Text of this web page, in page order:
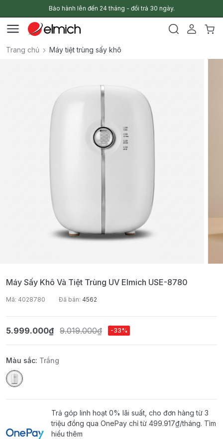
Bảo hành lên đến 24 tháng - đổi trả 30 ngày.
Trang chủ Máy tiệt trùng sấy khô
Máy Sấy Khô Và Tiệt Trùng UV Elmich USE-8780
Mã: 4028780 Đã bán: 4562
5.999.000₫ 9.019.000₫ -33%
Màu sắc: Trắng
Trả góp linh hoạt 0% lãi suất, cho đơn hàng từ 3
triệu đồng qua OnePay chỉ từ 499.917₫/tháng. Tìm
hiểu thêm